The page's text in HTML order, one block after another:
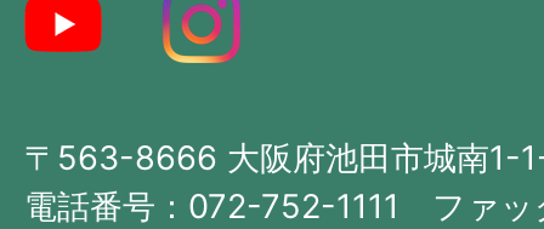
阪
府
〒563-8666 大阪府池田市城南1-
電話番号：072-752-1111 ファ